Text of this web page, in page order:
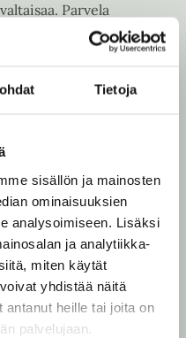
Tietoja
sisällön ja mainosten
ominaisuuksien
analysoimiseen. Lisäksi
ja analytiikka-
miten käytät
yhdistää näitä
antanut heille tai joita on
palvelujaan.
Parvela
sekä kolumnistina.